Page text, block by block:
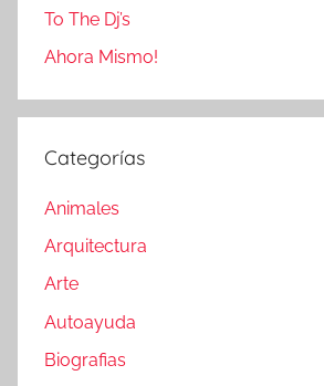
To The Dj’s
Ahora Mismo!
Categorías
Animales
Arquitectura
Arte
Autoayuda
Biografias